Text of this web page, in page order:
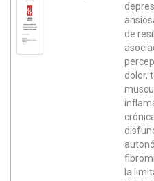
de
dolor,
la